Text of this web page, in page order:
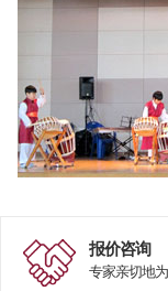
报价咨询
专家亲切地为